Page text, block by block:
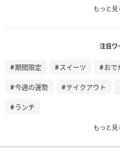
もっと見
注目ワ
期間限定 スイーツ おで
今週の運勢 テイクアウト
ランチ
もっと見